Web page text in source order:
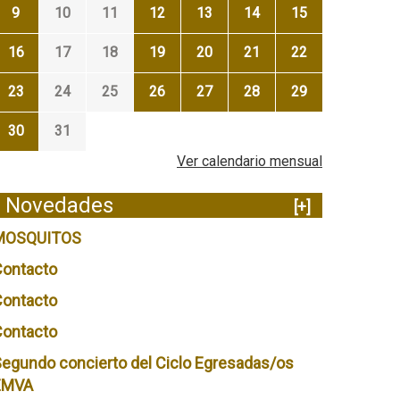
9 10 11 12 13 14 15
16 17 18 19 20 21 22
23 24 25 26 27 28 29
30
31
Ver calendario mensual
Novedades
[+]
concierto del Ciclo Egresadas/os